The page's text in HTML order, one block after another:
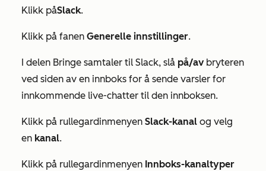
Klikk påSlack.
Klikk på fanen Generelle innstillinger.
I delen Bringe samtaler til Slack, slå på/avbryteren
ved siden av en innboks for å sende varsler for
innkommende live-chatter til den innboksen.
Klikk på rullegardinmenyen Slack-kanal og velg
en kanal.
Klikk på rullegardinmenyen Innboks-kanaltyper